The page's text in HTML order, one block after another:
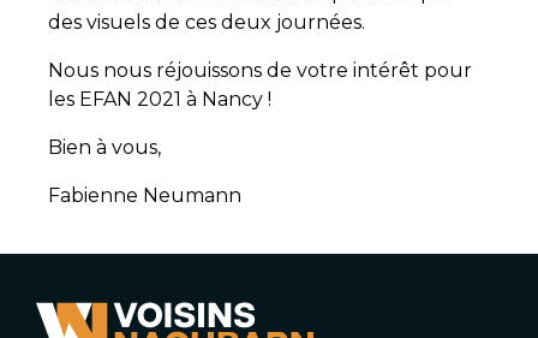
des visuels de ces deux journées.
Nous nous réjouissons de votre intérêt pour
les EFAN 2021 à Nancy !
Bien à vous,
Fabienne Neumann